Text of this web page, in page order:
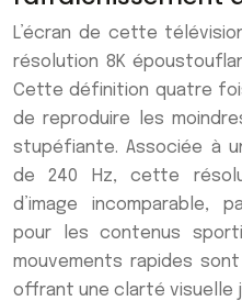
L’écran de cette
résolution 8K
Cette définition quatre
de reproduire les
stupéfiante. Associée à
de 240 Hz, cette
d’image incomparable,
pour les contenus
mouvements rapides
offrant une clarté visuelle